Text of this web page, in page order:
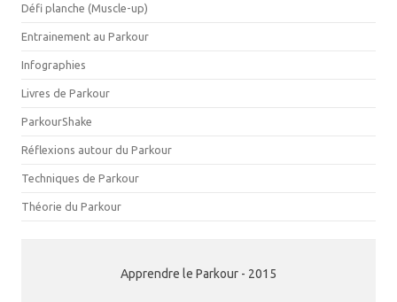
Défi planche (Muscle-up)
Entrainement au Parkour
Infographies
Livres de Parkour
ParkourShake
Réflexions autour du Parkour
Techniques de Parkour
Théorie du Parkour
Apprendre le Parkour - 2015